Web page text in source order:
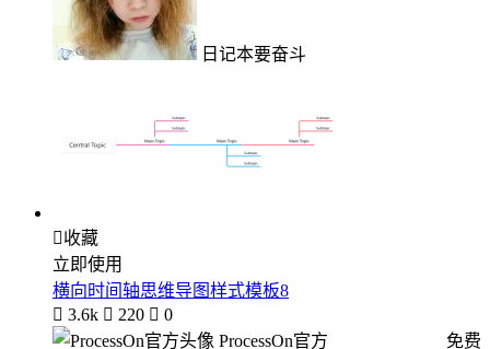
日记本要奋斗
收藏
立即使用
横向时间轴思维导图样式模板8
 3.6k  220  0
ProcessOn官方
免费